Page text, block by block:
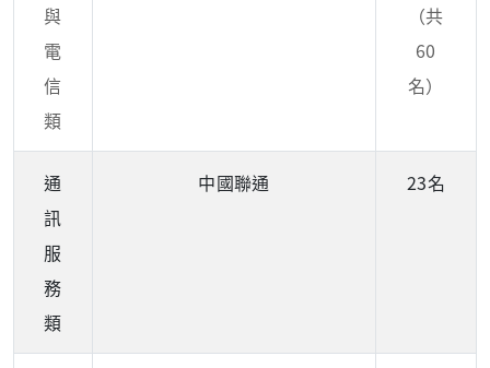
與
電
信
類
（共
60
名）
通
訊
服
務
類
中國聯通 23名